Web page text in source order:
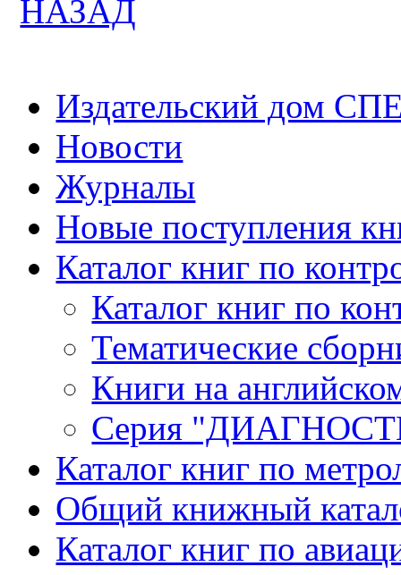
НАЗАД
Издательский дом
Новости
Журналы
Новые поступления
Каталог книг по
Каталог книг по
Тематические
Книги на
Серия
Каталог книг по
Общий книжный
Каталог книг по